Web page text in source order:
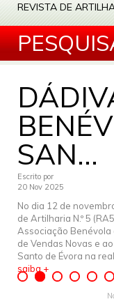
REVISTA DE
SAN...
Escrito por
20 Nov 2025
No dia 12 de
de Artilharia N.º 5
Associação
de Vendas Novas e
Santo de Évora na
saiba +